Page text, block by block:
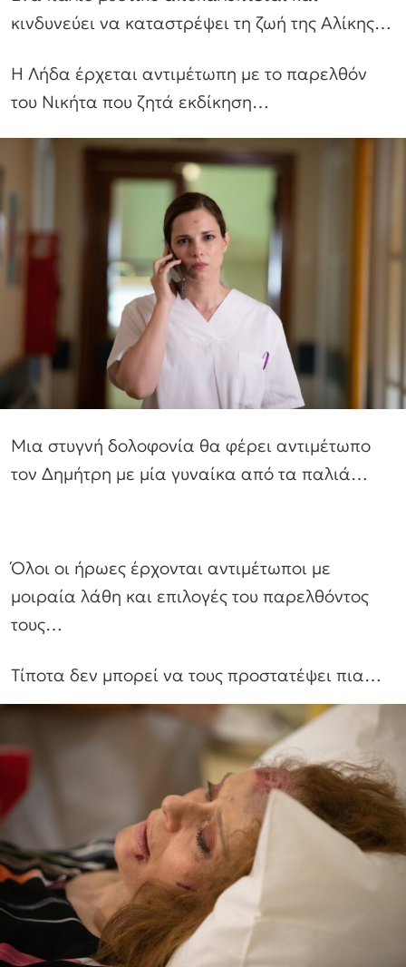
κινδυνεύει να καταστρέψει τη ζωή της Αλίκης…
Η Λήδα έρχεται αντιμέτωπη με το παρελθόν
του Νικήτα που ζητά εκδίκηση…
Μια στυγνή δολοφονία θα φέρει αντιμέτωπο
τον Δημήτρη με μία γυναίκα από τα παλιά…
Όλοι οι ήρωες έρχονται αντιμέτωποι με
μοιραία λάθη και επιλογές του παρελθόντος
τους…
Τίποτα δεν μπορεί να τους προστατέψει πια…